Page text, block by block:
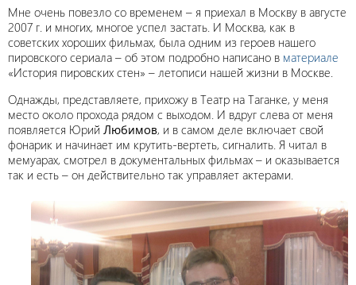
Мне очень повезло со временем – я приехал в Москву в августе
2007 г. и многих, многое успел застать. И Москва, как в
советских хороших фильмах, была одним из героев нашего
пировского сериала – об этом подробно написано в материале
«История пировских стен» – летописи нашей жизни в Москве.
Однажды, представляете, прихожу в Театр на Таганке, у меня
место около прохода рядом с выходом. И вдруг слева от меня
появляется Юрий Любимов, и в самом деле включает свой
фонарик и начинает им крутить-вертеть, сигналить. Я читал в
мемуарах, смотрел в документальных фильмах – и оказывается
так и есть – он действительно так управляет актерами.